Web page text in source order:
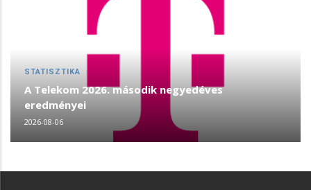
STATISZTIKA
A Telekom 2026. második negyedéves
eredményei
2026-08-06